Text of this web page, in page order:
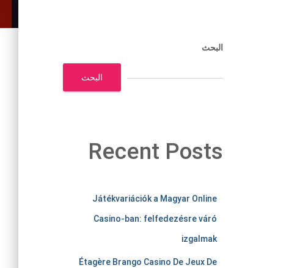
البحث
البحث
Recent Posts
m
e
r
Játékvariációk a Magyar Online
Casino-ban: felfedezésre váró
izgalmak
Étagère Brango Casino De Jeux De